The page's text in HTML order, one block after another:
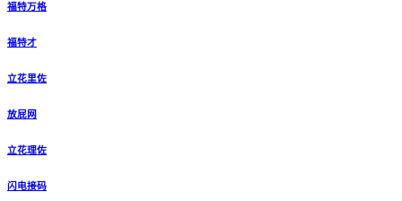
福特万格
福特才
立花里佐
放屁网
立花理佐
闪电接码